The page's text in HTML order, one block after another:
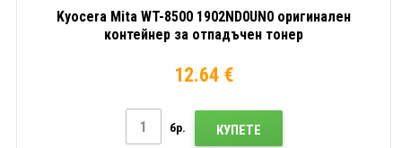
Kyocera Mita WT-8500 1902ND0UN0 оригинален
контейнер за отпадъчен тонер
12.64 €
бр. КУПЕТЕ